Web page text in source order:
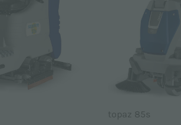
topaz 85s